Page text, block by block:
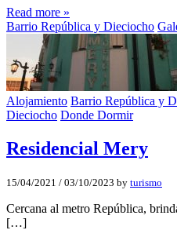
Read more »
Barrio República y Dieciocho
Alojamiento Barrio República y
Dieciocho Donde Dormir
Residencial Mery
15/04/2021 / 03/10/2023 by turismo
Cercana al metro República,
[…]